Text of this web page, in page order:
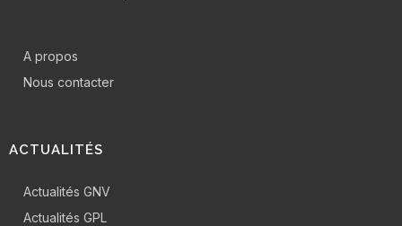
A propos
Nous contacter
ACTUALITÉS
Actualités GNV
Actualités GPL